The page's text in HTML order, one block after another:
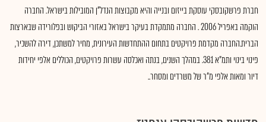
חברת פרשקובסקי עוסקת בייזום ובנייה והיא מקבוצות הנדל"ן המובילות בישראל. החברה
הוקמה באפריל 2006 . החברה מתמקדת בעיקר בישראל באזורי הביקוש ובפלורידה שבארצות
הברית.החברה מקדמת פרויקטים בתחום ההתחדשות העירונית, מחיר למשתכן, דירה להשכיר,
פינוי בינוי ותמ"א 381. במהלך השנים, בנתה ואכלסה עשרות פרויקטים, הכוללים אלפי יחידות
דיור ומאות אלפי מ"ר של משרדים ומסחר..